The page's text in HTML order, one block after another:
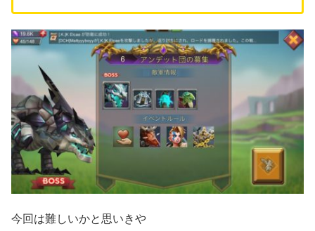
今回は難しいかと思いきや